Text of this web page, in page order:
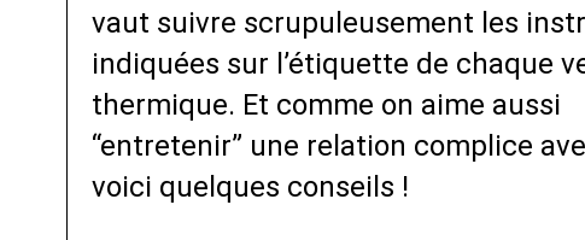
vaut suivre scrupuleusement les
indiquées sur l’étiquette de chaque
thermique. Et comme on aime aussi
“entretenir” une relation complice
voici quelques conseils !